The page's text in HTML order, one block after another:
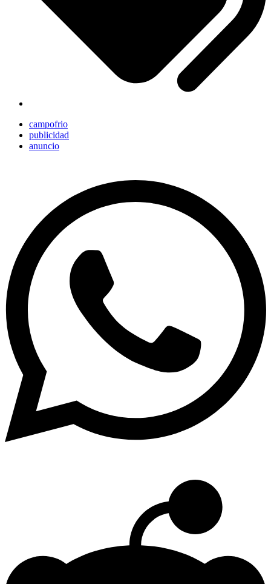
campofrio
publicidad
anuncio